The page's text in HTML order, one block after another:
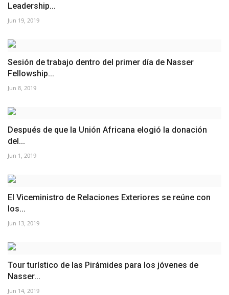
Leadership...
Jun 19, 2019
Sesión de trabajo dentro del primer día de Nasser
Fellowship...
Jun 8, 2019
Después de que la Unión Africana elogió la donación
del...
Jun 1, 2019
El Viceministro de Relaciones Exteriores se reúne con
los...
Jun 13, 2019
Tour turístico de las Pirámides para los jóvenes de
Nasser...
Jun 14, 2019